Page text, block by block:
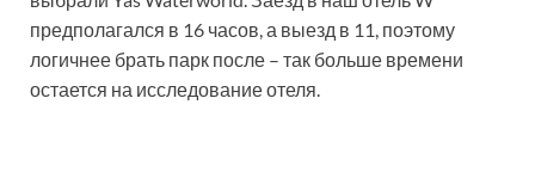
предполагался в 16 часов, а выезд в 11, поэтому
логичнее брать парк после – так больше времени
остается на исследование отеля.